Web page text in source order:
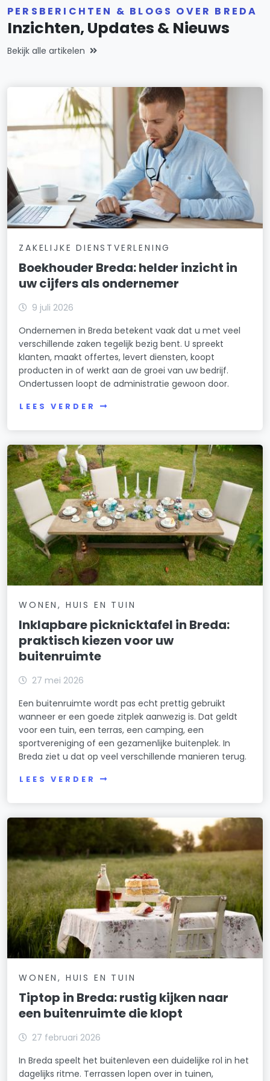
PERSBERICHTEN & BLOGS OVER BREDA
Inzichten, Updates & Nieuws
Bekijk alle artikelen
ZAKELIJKE DIENSTVERLENING
Boekhouder Breda: helder inzicht in
uw cijfers als ondernemer
9 juli 2026
Ondernemen in Breda betekent vaak dat u met veel
verschillende zaken tegelijk bezig bent. U spreekt
klanten, maakt offertes, levert diensten, koopt
producten in of werkt aan de groei van uw bedrijf.
Ondertussen loopt de administratie gewoon door.
LEES VERDER
WONEN, HUIS EN TUIN
Inklapbare picknicktafel in Breda:
praktisch kiezen voor uw
buitenruimte
27 mei 2026
Een buitenruimte wordt pas echt prettig gebruikt
wanneer er een goede zitplek aanwezig is. Dat geldt
voor een tuin, een terras, een camping, een
sportvereniging of een gezamenlijke buitenplek. In
Breda ziet u dat op veel verschillende manieren terug.
LEES VERDER
WONEN, HUIS EN TUIN
Tiptop in Breda: rustig kijken naar
een buitenruimte die klopt
27 februari 2026
In Breda speelt het buitenleven een duidelijke rol in het
dagelijks ritme. Terrassen lopen over in tuinen,